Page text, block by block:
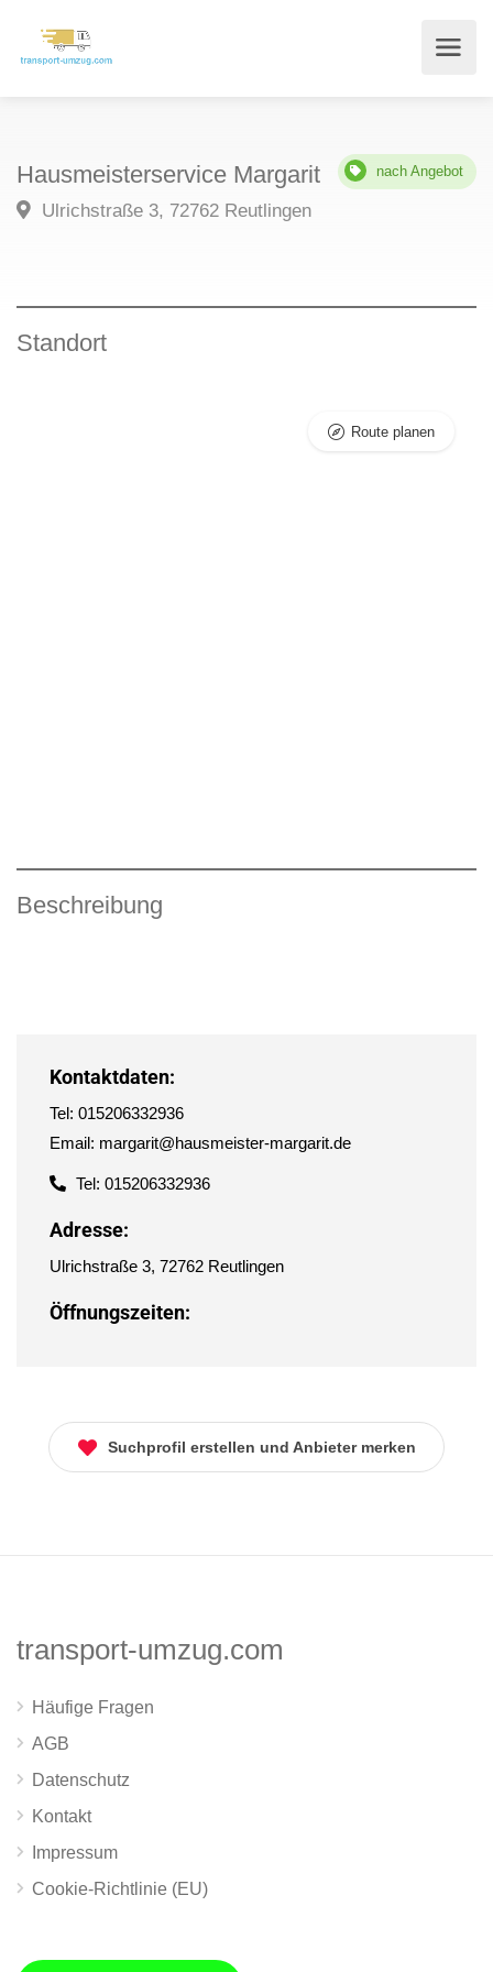
Hausmeisterservice Margarit nach Angebot
Ulrichstraße 3, 72762 Reutlingen
Standort
Route planen
Beschreibung
Kontaktdaten:
Tel: 015206332936
Email: margarit@hausmeister-margarit.de
Tel: 015206332936
Adresse:
Ulrichstraße 3, 72762 Reutlingen
Öffnungszeiten:
Suchprofil erstellen und Anbieter merken
transport-umzug.com
Häufige Fragen
AGB
Datenschutz
Kontakt
Impressum
Cookie-Richtlinie (EU)